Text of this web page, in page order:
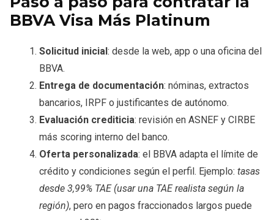
BBVA Visa Más Platinum
Solicitud inicial : desde la web, app o una oficina del
BBVA.
Entrega de documentación: nóminas, extractos
bancarios, IRPF o justificantes de autónomo.
Evaluación crediticia: revisión en ASNEF y CIRBE
más scoring interno del banco.
Oferta personalizada: el BBVA adapta el límite de
crédito y condiciones según el perfil. Ejemplo: tasas
desde 3,99% TAE (usar una TAE realista según la
región), pero en pagos fraccionados largos puede